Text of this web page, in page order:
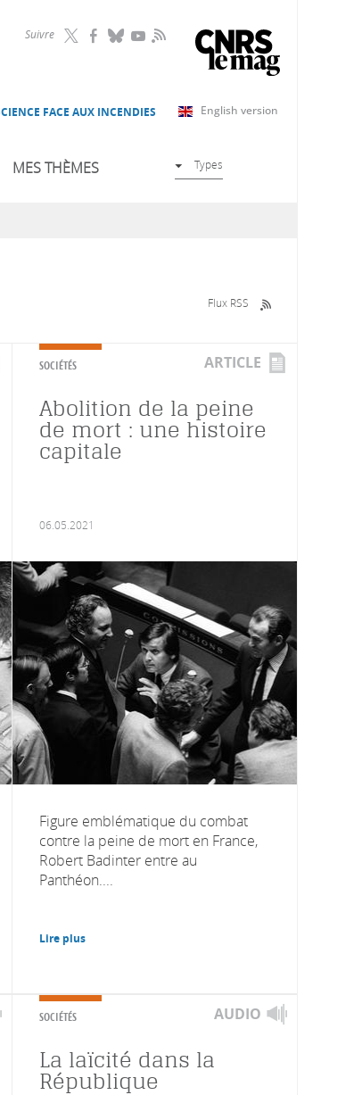
Suivre RSS
English version
FACE AUX INCENDIES
MES THÈMES Types
Flux RSS
SOCIÉTÉS ARTICLE
Abolition de la peine
de mort : une histoire
capitale
06.05.2021
Figure emblématique du combat
contre la peine de mort en France,
Robert Badinter entre au
Panthéon....
Lire plus
SOCIÉTÉS AUDIO
La laïcité dans la
République